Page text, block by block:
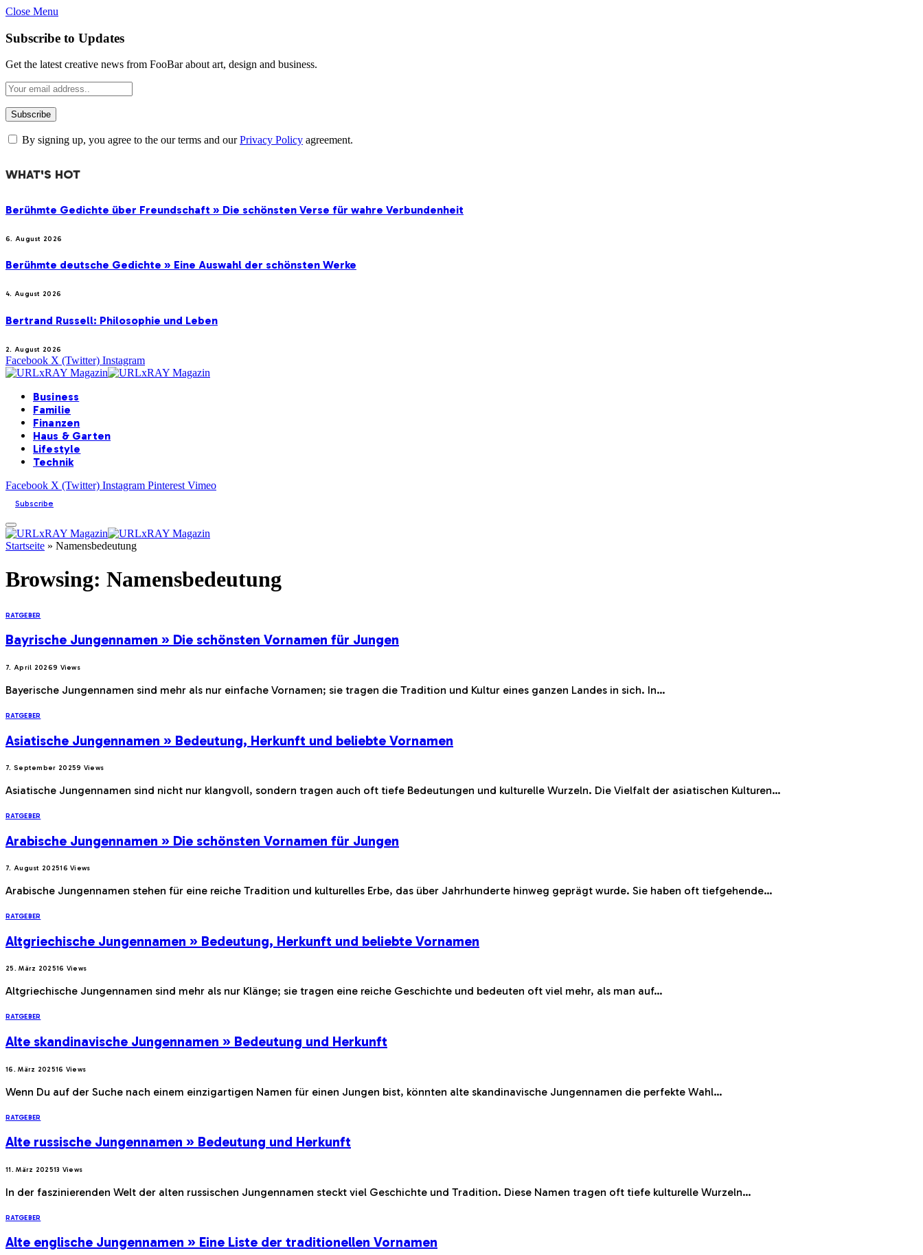
Close Menu
Subscribe to Updates
Get the latest creative news from FooBar about art, design and business.
By signing up, you agree to the our terms and ourPrivacy Policy agreement.
WHAT'S HOT
Berühmte Gedichte über Freundschaft » Die schönsten Verse für wahre Verbundenheit
6. August 2026
Berühmte deutsche Gedichte » Eine Auswahl der schönsten Werke
4. August 2026
Bertrand Russell: Philosophie und Leben
2. August 2026
Facebook X (Twitter) Instagram
Business
Familie
Finanzen
Haus & Garten
Lifestyle
Technik
Facebook X (Twitter) Instagram Pinterest Vimeo
Subscribe
Startseite » Namensbedeutung
Browsing: Namensbedeutung
RATGEBER
Bayrische Jungennamen » Die schönsten Vornamen für Jungen
7. April 20269 Views
Bayerische Jungennamen sind mehr als nur einfache Vornamen; sie tragen die Tradition und Kultur eines ganzen Landes in sich. In…
RATGEBER
Asiatische Jungennamen » Bedeutung, Herkunft und beliebte Vornamen
7. September 20259 Views
Asiatische Jungennamen sind nicht nur klangvoll, sondern tragen auch oft tiefe Bedeutungen und kulturelle Wurzeln. Die Vielfalt der asiatischen Kulturen…
RATGEBER
Arabische Jungennamen » Die schönsten Vornamen für Jungen
7. August 202516Views
Arabische Jungennamen stehen für eine reiche Tradition und kulturelles Erbe, das über Jahrhunderte hinweg geprägt wurde. Sie haben oft tiefgehende…
RATGEBER
Altgriechische Jungennamen » Bedeutung, Herkunft und beliebte Vornamen
25. März 202516 Views
Altgriechische Jungennamen sind mehr als nur Klänge; sie tragen eine reiche Geschichte und bedeuten oft viel mehr, als man auf…
RATGEBER
Alte skandinavische Jungennamen » Bedeutung und Herkunft
16. März 202516 Views
Wenn Du auf der Suche nach einem einzigartigen Namen für einen Jungen bist, könnten alte skandinavische Jungennamen die perfekte Wahl…
RATGEBER
Alte russische Jungennamen » Bedeutung und Herkunft
11. März 202513 Views
In der faszinierenden Welt der alten russischen Jungennamen steckt viel Geschichte und Tradition. Diese Namen tragen oft tiefe kulturelle Wurzeln…
RATGEBER
Alte englische Jungennamen » Eine Liste der traditionellen Vornamen